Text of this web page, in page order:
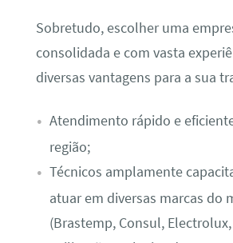
Sobretudo, escolher uma
consolidada e com vasta
diversas vantagens para a sua
Atendimento rápido e
região;
Técnicos amplamente
atuar em diversas marcas do
(Brastemp, Consul,